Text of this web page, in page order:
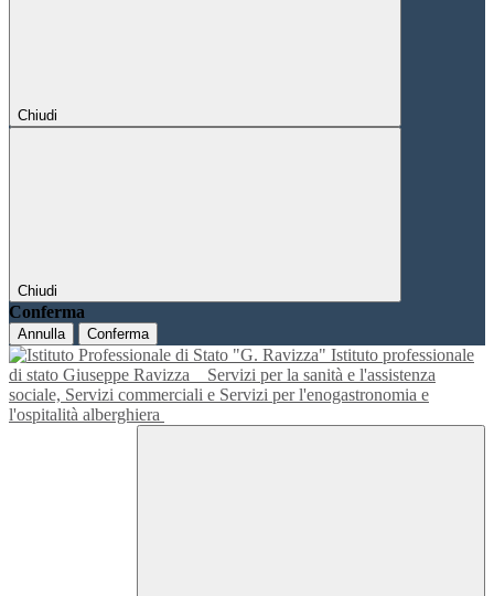
Chiudi
Chiudi
Conferma
Annulla Conferma
Istituto professionale
di stato Giuseppe Ravizza
Servizi per la sanità e l'assistenza
sociale, Servizi commerciali e Servizi per l'enogastronomia e
l'ospitalità alberghiera